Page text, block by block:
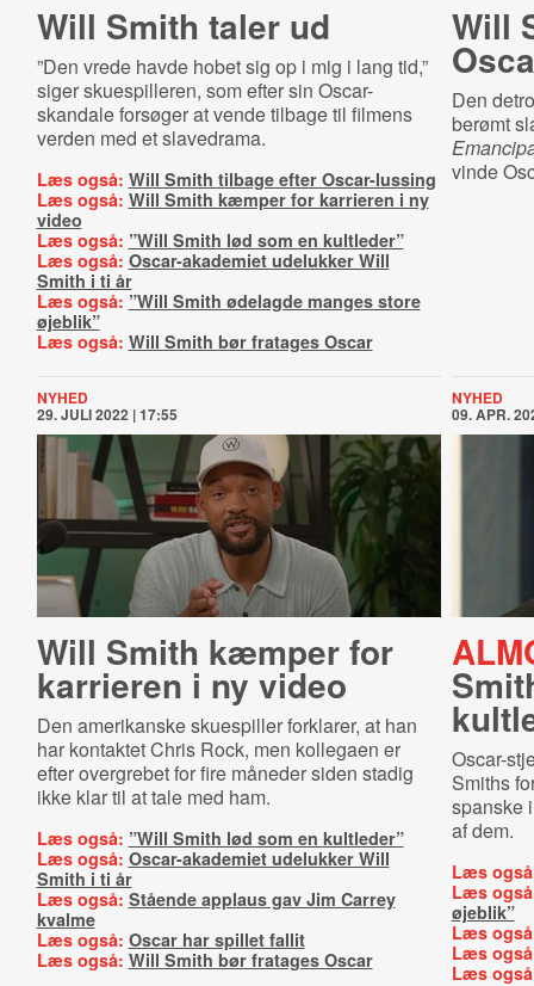
Will Smith taler ud
”Den vrede havde hobet sig op i mig i lang tid,”
siger skuespilleren, som efter sin Oscar-
skandale forsøger at vende tilbage til filmens
verden med et slavedrama.
Læs også: Will Smith tilbage efter Oscar-lussing
Læs også: Will Smith kæmper for karrieren i ny
video
Læs også: ”Will Smith lød som en kultleder”
Læs også: Oscar-akademiet udelukker Will
Smith i ti år
Læs også: ”Will Smith ødelagde manges store
øjeblik”
Læs også: Will Smith bør fratages Oscar
Will
Den
berømt
vinde
NYHED
29. JULI 2022 | 17:55
Will Smith kæmper for
karrieren i ny video
Den amerikanske skuespiller forklarer, at han
har kontaktet Chris Rock, men kollegaen er
efter overgrebet for fire måneder siden stadig
ikke klar til at tale med ham.
Læs også: ”Will Smith lød som en kultleder”
Læs også: Oscar-akademiet udelukker Will
Smith i ti år
Læs også: Stående applaus gav Jim Carrey
kvalme
Læs også: Oscar har spillet fallit
Læs også: Will Smith bør fratages Oscar
NYHED
09. APR.
Oscar-
Smiths
spanske
af dem.
Læs
Læs
øjeblik”
Læs
Læs
Læs